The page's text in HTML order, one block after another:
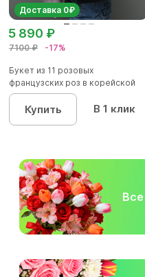
Доставка 0₽
7100 ₽ -17%
5 890 ₽
Букет из 11 розовых
французских роз в корейской
упаковк...
Купить В 1 клик